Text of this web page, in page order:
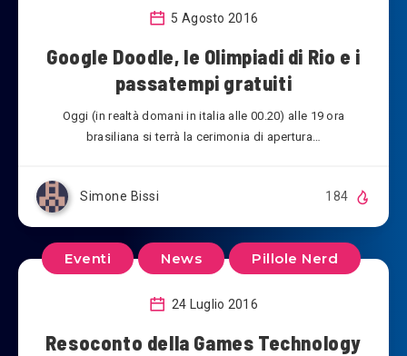
5 Agosto 2016
Google Doodle, le Olimpiadi di Rio e i
passatempi gratuiti
Oggi (in realtà domani in italia alle 00.20) alle 19 ora
brasiliana si terrà la cerimonia di apertura…
Simone Bissi 184
Eventi News Pillole Nerd
24 Luglio 2016
Resoconto della Games Technology